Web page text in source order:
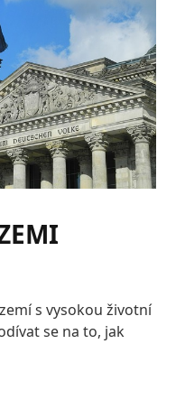
s vysokou životní
se na to, jak